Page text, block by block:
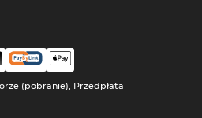
(pobranie), Przedpłata